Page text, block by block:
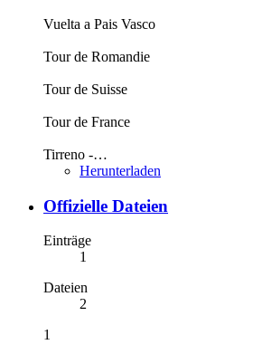
Vuelta a Pais Vasco
Tour de Romandie
Tour de Suisse
Tour de France
Tirreno -…
Herunterladen
Offizielle Dateien
Einträge
1
Dateien
2
1